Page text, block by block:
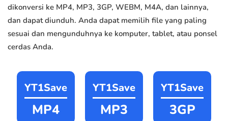
dikonversi ke MP4, MP3, 3GP, WEBM, M4A, dan lainnya,
dan dapat diunduh. Anda dapat memilih file yang paling
sesuai dan mengunduhnya ke komputer, tablet, atau ponsel
cerdas Anda.
YT1Save
MP4
YT1Save
MP3
YT1Save
3GP